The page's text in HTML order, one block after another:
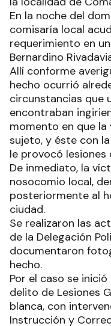
En la noche del
comisaría local
requerimiento en
Bernardino
Allí conforme
hecho ocurrió
circunstancias que
encontraban
momento en que
sujeto, y éste con
le provocó lesiones
De inmediato, la
nosocomio local,
posteriormente al
ciudad.
Se realizaron las
de la Delegación
documentaron
hecho.
Por el caso se
delito de Lesiones
blanca, con
Instrucción y